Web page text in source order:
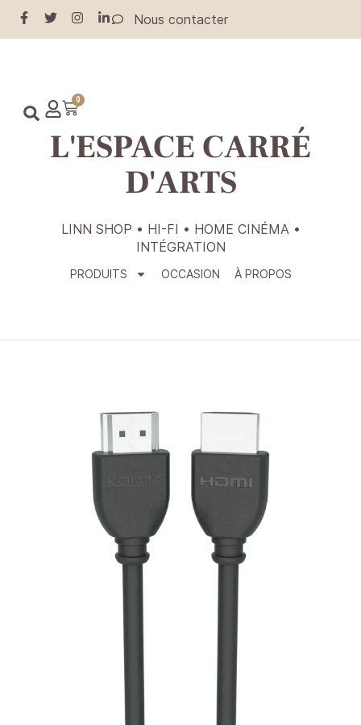
Nous contacter
L'ESPACE CARRÉ
D'ARTS
0
LINN SHOP • HI-FI • HOME CINÉMA •
INTÉGRATION
PRODUITS OCCASION À PROPOS